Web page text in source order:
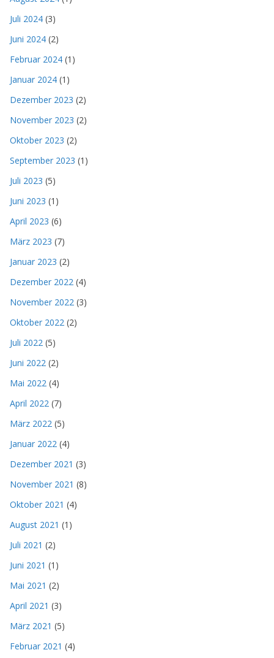
Juli 2024 (3)
Juni 2024 (2)
Februar 2024 (1)
Januar 2024 (1)
Dezember 2023 (2)
November 2023 (2)
Oktober 2023 (2)
September 2023 (1)
Juli 2023 (5)
Juni 2023 (1)
April 2023 (6)
März 2023 (7)
Januar 2023 (2)
Dezember 2022 (4)
November 2022 (3)
Oktober 2022 (2)
Juli 2022 (5)
Juni 2022 (2)
Mai 2022 (4)
April 2022 (7)
März 2022 (5)
Januar 2022 (4)
Dezember 2021 (3)
November 2021 (8)
Oktober 2021 (4)
August 2021 (1)
Juli 2021 (2)
Juni 2021 (1)
Mai 2021 (2)
April 2021 (3)
März 2021 (5)
Februar 2021 (4)